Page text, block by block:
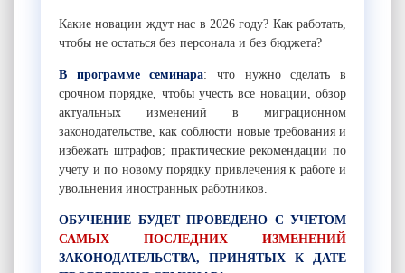
Какие новации ждут нас в 2026 году? Как работать,
чтобы не остаться без персонала и без бюджета?
В программе семинара: что нужно сделать в
срочном порядке, чтобы учесть все новации, обзор
актуальных изменений в миграционном
законодательстве, как соблюсти новые требования и
избежать штрафов; практические рекомендации по
учету и по новому порядку привлечения к работе и
увольнения иностранных работников.
ОБУЧЕНИЕ БУДЕТ ПРОВЕДЕНО С УЧЕТОМ
САМЫХ ПОСЛЕДНИХ ИЗМЕНЕНИЙ
ЗАКОНОДАТЕЛЬСТВА, ПРИНЯТЫХ К ДАТЕ